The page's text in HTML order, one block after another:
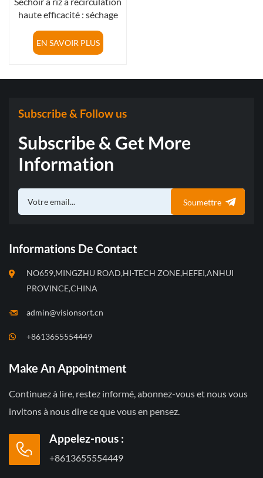
haute efficacité : séchage
significative des brisures
de riz
EN SAVOIR PLUS
Subscribe & Follow us
Subscribe & Get More
Information
Soumettre
Informations De Contact
NO659,MINGZHU ROAD,HI-TECH ZONE,HEFEI,ANHUI
PROVINCE,CHINA
admin@visionsort.cn
+8613655554449
Make An Appointment
Continuez à lire, restez informé, abonnez-vous et nous vous
invitons à nous dire ce que vous en pensez.
Appelez-nous :
+8613655554449